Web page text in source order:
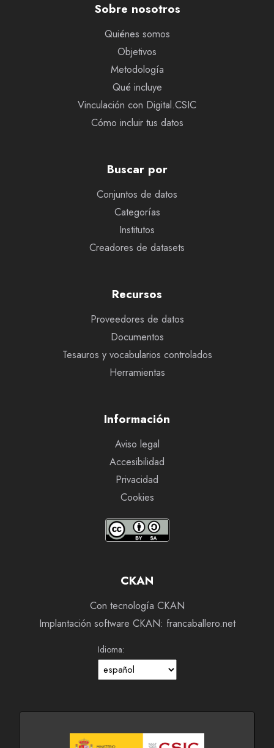
Sobre nosotros
Quiénes somos
Objetivos
Metodología
Qué incluye
Vinculación con Digital.CSIC
Cómo incluir tus datos
Buscar por
Conjuntos de datos
Categorías
Institutos
Creadores de datasets
Recursos
Proveedores de datos
Documentos
Tesauros y vocabularios controlados
Herramientas
Información
Aviso legal
Accesibilidad
Privacidad
Cookies
CKAN
Con tecnología CKAN
Implantación software CKAN: francaballero.net
Idioma